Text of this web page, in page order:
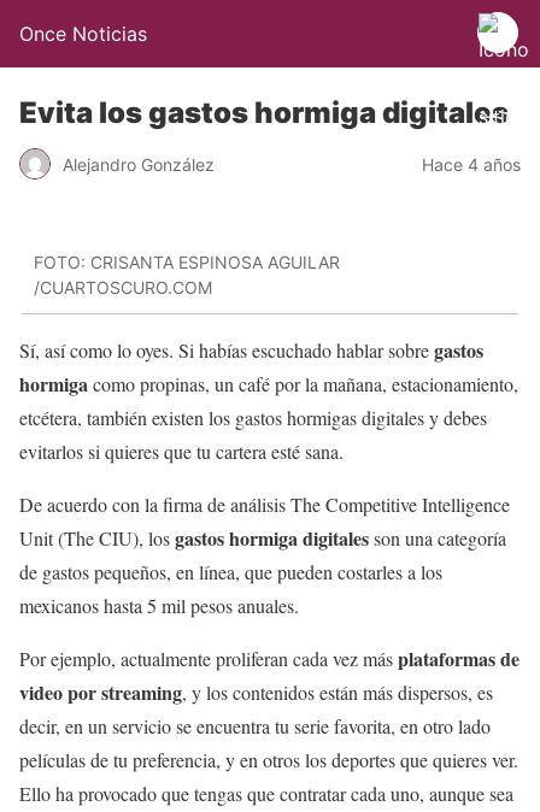
Once Noticias
Evita los gastos hormiga digitales
Alejandro González Hace 4 años
FOTO: CRISANTA ESPINOSA AGUILAR
/CUARTOSCURO.COM
Sí, así como lo oyes. Si habías escuchado hablar sobregastos
hormigacomo propinas, un café por la mañana, estacionamiento,
etcétera, también existen los gastos hormigas digitales y debes
evitarlos si quieres que tu cartera esté sana.
De acuerdo con la firma de análisis The Competitive Intelligence
Unit (The CIU), losgastos hormiga digitalesson una categoría
de gastos pequeños, en línea, que pueden costarles a los
mexicanos hasta 5 mil pesos anuales.
Por ejemplo, actualmente proliferan cada vez másplataformas de
video por streaming, y los contenidos están más dispersos, es
decir, en un servicio se encuentra tu serie favorita, en otro lado
películas de tu preferencia, y en otros los deportes que quieres ver.
Ello ha provocado que tengas que contratar cada uno, aunque sea